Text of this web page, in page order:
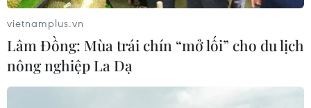
05/08/2026 22:43
Houthi bị nghi đứng sau vụ
tấn công đánh chìm tàu hàng Ấn Độ
vietnamplus.vn
Lâm Đồng: Mùa trái chín “mở lối” cho du lịch
nông nghiệp La Dạ